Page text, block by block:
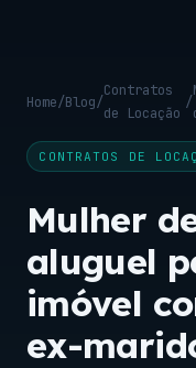
Home/Blog/
Contratos
de Locação
/
CONTRATOS DE
Mulher
aluguel
imóvel
ex-